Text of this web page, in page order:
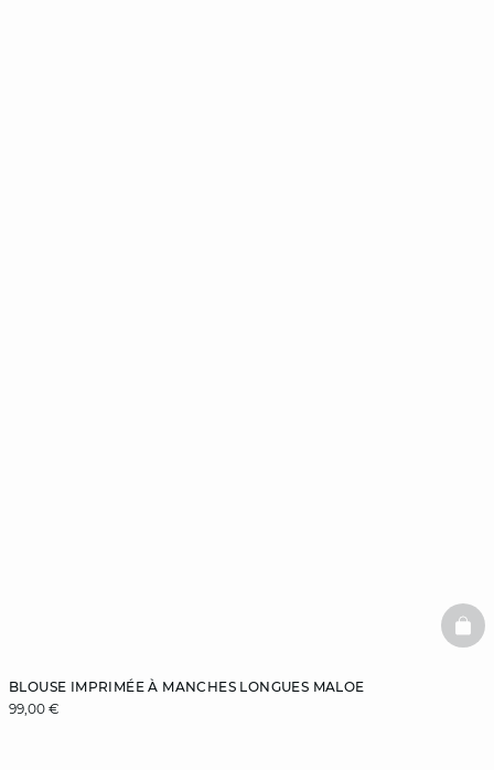
BLOUSE IMPRIMÉE À MANCHES LONGUES MALOE
99,00 €